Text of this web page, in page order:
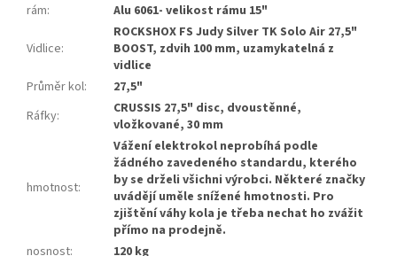
rám: Alu 6061- velikost rámu 15"
Vidlice:
ROCKSHOX FS Judy Silver TK Solo Air 27,5"
BOOST, zdvih 100 mm, uzamykatelná z
vidlice
Průměr kol:
27,5"
Ráfky:
CRUSSIS 27,5" disc, dvoustěnné,
vložkované, 30 mm
hmotnost:
Vážení elektrokol neprobíhá podle
žádného zavedeného standardu, kterého
by se drželi všichni výrobci. Některé značky
uvádějí uměle snížené hmotnosti. Pro
zjištění váhy kola je třeba nechat ho zvážit
přímo na prodejně.
nosnost:
120 kg